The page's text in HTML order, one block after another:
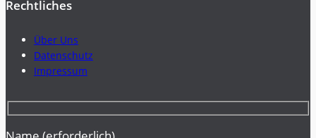
Rechtliches
Über Uns
Datenschutz
Impressum